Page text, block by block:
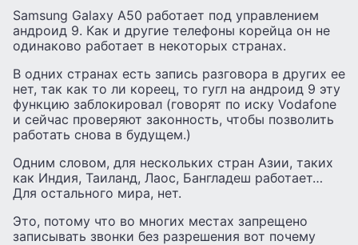
Samsung Galaxy A50 работает под управлением
андроид 9. Как и другие телефоны корейца он не
одинаково работает в некоторых странах.
В одних странах есть запись разговора в других ее
нет, так как то ли кореец, то гугл на андроид 9 эту
функцию заблокировал (говорят по иску Vodafone
и сейчас проверяют законность, чтобы позволить
работать снова в будущем.)
Одним словом, для нескольких стран Азии, таких
как Индия, Таиланд, Лаос, Бангладеш работает…
Для остального мира, нет.
Это, потому что во многих местах запрещено
записывать звонки без разрешения вот почему